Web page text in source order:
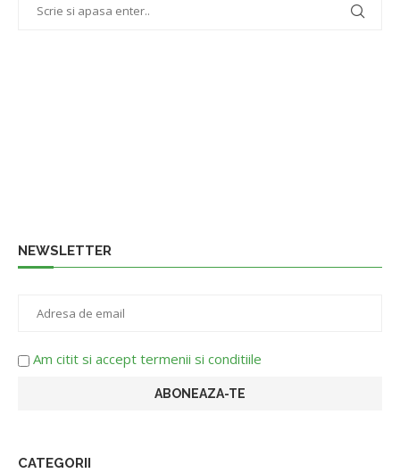
NEWSLETTER
Am citit si accept termenii si conditiile
CATEGORII